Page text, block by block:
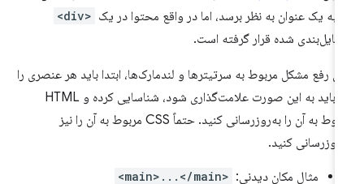
یک عنوان به نظر برسد، اما در واقع محتوا در یک <div>
شده قرار گرفته است.
رفع مشکل مربوط به سرتیترها و لندمارک‌ها، ابتدا باید هر عنصری را
که باید به این صورت علامت‌گذاری شود، شناسایی کرده و HTML
مربوط به آن را به‌روزرسانی کنید. حتماً CSS مربوط به آن را نیز
کنید.
مثال مکان دیدنی: <main>...</main>